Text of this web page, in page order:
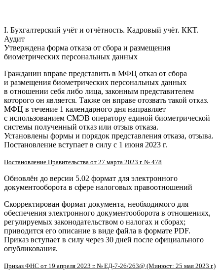
I. Бухгалтерский учёт и отчётность. Кадровый учёт. ККТ.
Аудит
Утверждена форма отказа от сбора и размещения
биометрических персональных данных
Гражданин вправе представить в МФЦ отказ от сбора
и размещения биометрических персональных данных
в отношении себя либо лица, законным представителем
которого он является. Также он вправе отозвать такой отказ.
МФЦ в течение 1 календарного дня направляет
с использованием СМЭВ оператору единой биометрической
системы полученный отказ или отзыв отказа.
Установлены формы и порядок представления отказа, отзыва.
Постановление вступает в силу с 1 июня 2023 г.
Постановление Правительства от 27 марта 2023 г. № 478
Обновлён до версии 5.02 формат для электронного
документооборота в сфере налоговых правоотношений
Скорректирован формат документа, необходимого для
обеспечения электронного документооборота в отношениях,
регулируемых законодательством о налогах и сборах;
приводится его описание в виде файла в формате PDF.
Приказ вступает в силу через 30 дней после официального
опубликования.
Приказ ФНС от 19 апреля 2023 г. № ЕД-7-26/263@ (Минюст: 25 мая 2023 г.)